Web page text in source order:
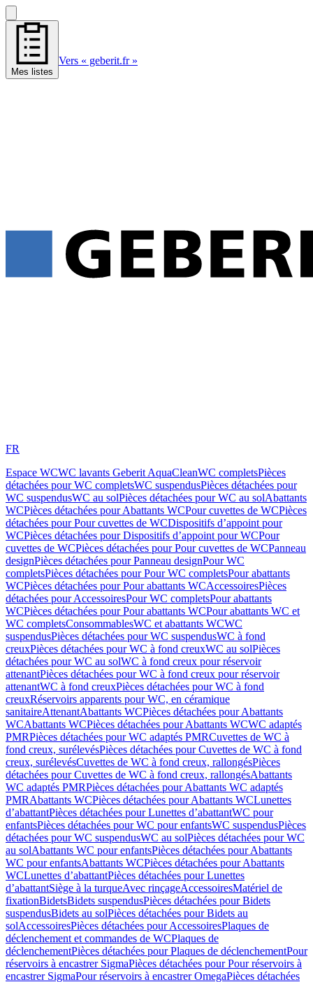
Mes listes
Vers « geberit.fr »
FR
Espace WCWC lavants Geberit AquaCleanWC completsPièces
détachées pour WC completsWC suspendusPièces détachées pour
WC suspendusWC au solPièces détachées pour WC au solAbattants
WCPièces détachées pour Abattants WCPour cuvettes de WCPièces
détachées pour Pour cuvettes de WCDispositifs d’appoint pour
WCPièces détachées pour Dispositifs d’appoint pour WCPour
cuvettes de WCPièces détachées pour Pour cuvettes de WCPanneau
designPièces détachées pour Panneau designPour WC
completsPièces détachées pour Pour WC completsPour abattants
WCPièces détachées pour Pour abattants WCAccessoiresPièces
détachées pour AccessoiresPour WC completsPour abattants
WCPièces détachées pour Pour abattants WCPour abattants WC et
WC completsConsommablesWC et abattants WCWC
suspendusPièces détachées pour WC suspendusWC à fond
creuxPièces détachées pour WC à fond creuxWC au solPièces
détachées pour WC au solWC à fond creux pour réservoir
attenantPièces détachées pour WC à fond creux pour réservoir
attenantWC à fond creuxPièces détachées pour WC à fond
creuxRéservoirs apparents pour WC, en céramique
sanitaireAttenantAbattants WCPièces détachées pour Abattants
WCAbattants WCPièces détachées pour Abattants WCWC adaptés
PMRPièces détachées pour WC adaptés PMRCuvettes de WC à
fond creux, surélevésPièces détachées pour Cuvettes de WC à fond
creux, surélevésCuvettes de WC à fond creux, rallongésPièces
détachées pour Cuvettes de WC à fond creux, rallongésAbattants
WC adaptés PMRPièces détachées pour Abattants WC adaptés
PMRAbattants WCPièces détachées pour Abattants WCLunettes
d’abattantPièces détachées pour Lunettes d’abattantWC pour
enfantsPièces détachées pour WC pour enfantsWC suspendusPièces
détachées pour WC suspendusWC au solPièces détachées pour WC
au solAbattants WC pour enfantsPièces détachées pour Abattants
WC pour enfantsAbattants WCPièces détachées pour Abattants
WCLunettes d’abattantPièces détachées pour Lunettes
d’abattantSiège à la turqueAvec rinçageAccessoiresMatériel de
fixationBidetsBidets suspendusPièces détachées pour Bidets
suspendusBidets au solPièces détachées pour Bidets au
solAccessoiresPièces détachées pour AccessoiresPlaques de
déclenchement et commandes de WCPlaques de
déclenchementPièces détachées pour Plaques de déclenchementPour
réservoirs à encastrer SigmaPièces détachées pour Pour réservoirs à
encastrer SigmaPour réservoirs à encastrer OmegaPièces détachées